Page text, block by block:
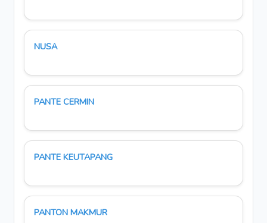
NUSA
PANTE CERMIN
PANTE KEUTAPANG
PANTON MAKMUR